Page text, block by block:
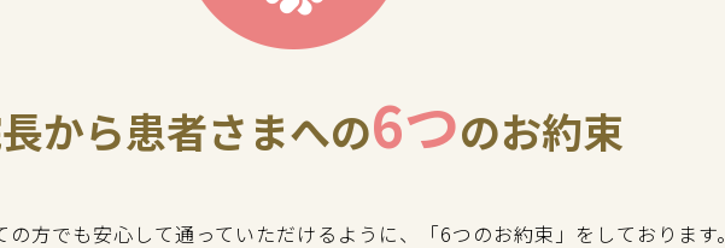
から患者さまへの6つのお約束
の方でも安心して通っていただけるように、「6つのお約束」をしております。